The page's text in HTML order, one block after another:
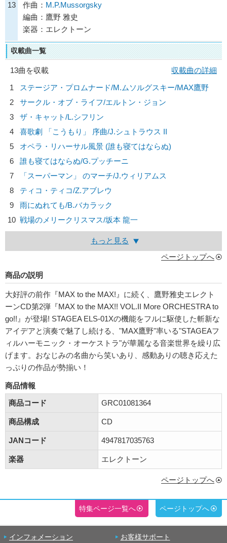
13
作曲： M.P.Mussorgsky
編曲：鷹野 雅史
楽器：エレクトーン
収載曲一覧
13曲を収載
収載曲の詳細
1
ステージア・プロムナード/M.ムソルグスキー/MAX鷹野
2
サークル・オブ・ライフ/エルトン・ジョン
3
ザ・キャット/L.シフリン
4
喜歌劇 「こうもり」 序曲/J.シュトラウス II
5
オペラ・リハーサル風景 (誰も寝てはならぬ)
6
誰も寝てはならぬ/G.プッチーニ
7
「スーパーマン」 のマーチ/J.ウィリアムス
8
ティコ・ティコ/Z.アブレウ
9
雨にぬれても/B.バカラック
10 戦場のメリークリスマス/坂本 龍一
もっと見る
ページトップへ
商品の説明
大好評の前作『MAX to the MAX!』に続く、鷹野雅史エレクト
ーンCD第2弾『MAX to the MAX!! VOL.II More ORCHESTRA to
go!!』が登場! STAGEA ELS-01Xの機能をフルに駆使した斬新な
アイデアと演奏で魅了し続ける、"MAX鷹野"率いる"STAGEAフ
ィルハーモニック・オーケストラ"が華麗なる音楽世界を繰り広
げます。おなじみの名曲から笑いあり、感動ありの聴き応えた
っぷりの作品が勢揃い！
商品情報
商品コード
GRC01081364
商品構成 CD
JANコード 4947817035763
楽器 エレクトーン
ページトップへ
特集ページ一覧へ ページトップへ
インフォメーション お客様サポート